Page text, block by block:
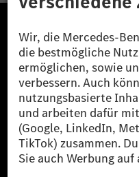
Die Mercedes-
Die Mercedes-Benz
ist eines der
der Welt. Mit der
den größten Anbietern
und Vans. Die
Finanzierung, Leasing,
Flottenmanagement,